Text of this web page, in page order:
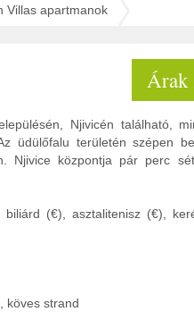
Villas apartmanok
Árak
Njivicén található,
üdülőfalu területén szépen
Njivice központja pár perc
(€), asztalitenisz (€),
köves strand